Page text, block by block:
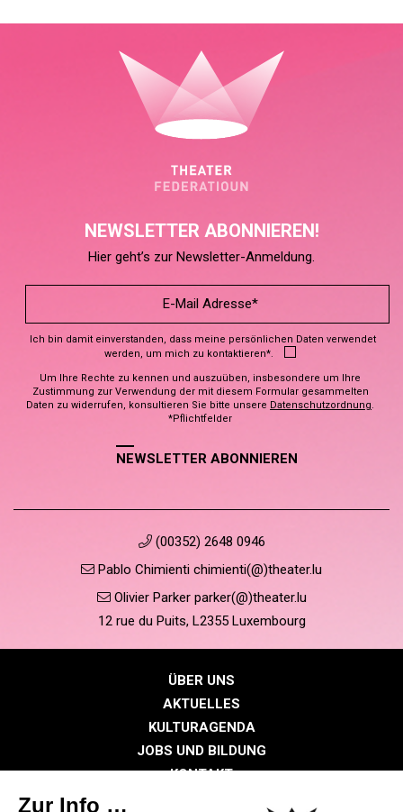
NEWSLETTER ABONNIEREN!
Hier geht’s zur Newsletter-Anmeldung.
Ich bin damit einverstanden, dass meine persönlichen Daten verwendet
werden, um mich zu kontaktieren*.
Um Ihre Rechte zu kennen und auszuüben, insbesondere um Ihre
Zustimmung zur Verwendung der mit diesem Formular gesammelten
Daten zu widerrufen, konsultieren Sie bitte unsere Datenschutzordnung.
*Pflichtfelder
NEWSLETTER ABONNIEREN
(00352) 2648 0946
Pablo Chimienti chimienti(@)theater.lu
Olivier Parker parker(@)theater.lu
12 rue du Puits, L2355 Luxembourg
ÜBER UNS
AKTUELLES
KULTURAGENDA
JOBS UND BILDUNG
KONTAKT